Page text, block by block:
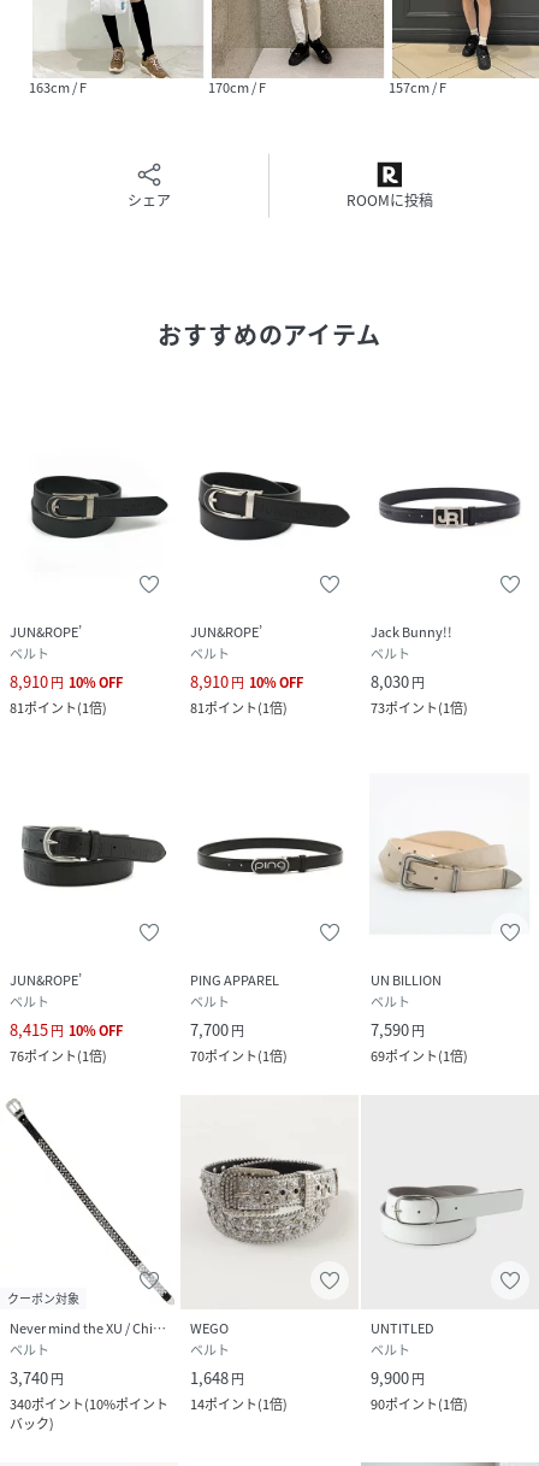
163cm / F 170cm / F 157cm / F
シェア ROOMに投稿
おすすめのアイテム
JUN&ROPE’
ベルト
8,910円 10%OFF
81ポイント(1倍)
JUN&ROPE’
ベルト
8,910円 10%OFF
81ポイント(1倍)
Jack Bunny!!
ベルト
8,030円
73ポイント(1倍)
JUN&ROPE’
ベルト
8,415円 10%OFF
76ポイント(1倍)
PING APPAREL
ベルト
7,700円
70ポイント(1倍)
UN BILLION
ベルト
7,590円
69ポイント(1倍)
クーポン対象
Never mind the XU / Chikashitsu+
ベルト
3,740円
340ポイント(10%ポイント
バック)
WEGO
ベルト
1,648円
14ポイント(1倍)
UNTITLED
ベルト
9,900円
90ポイント(1倍)